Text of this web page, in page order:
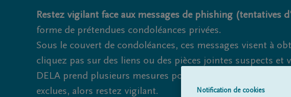
Restez vigilant face aux messages de phishing (tentatives
forme de prétendues condoléances privées.
Sous le couvert de condoléances, ces messages visent à
cliquez pas sur des liens ou des pièces jointes suspects et
DELA prend plusieurs mesures pour éviter cela.
exclues, alors restez vigilant.
Notification de cookies